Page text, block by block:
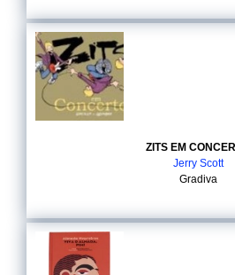
ZITS EM
Jerry Scott
Gradiva